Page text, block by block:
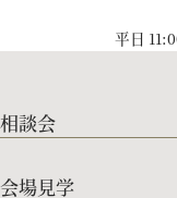
パテ
来店予約
平日
相談会
会場見学